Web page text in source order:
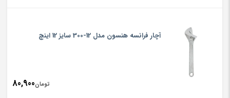
آچار فرانسه هنسون مدل 12-300 سایز 12 اینچ
تومان80,900